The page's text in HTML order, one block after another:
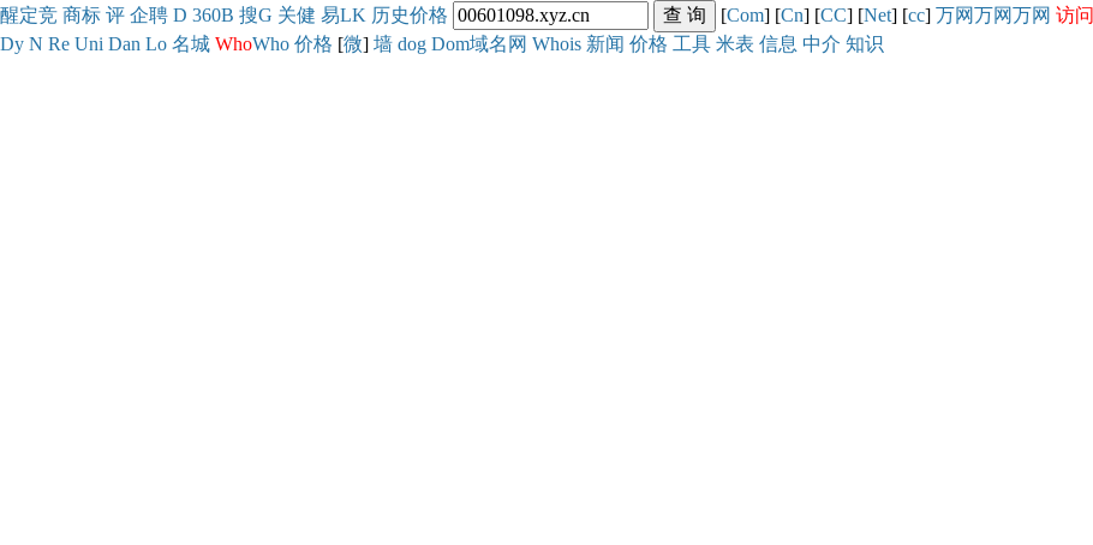
醒定竞 商标 评 企聘 D 360B 搜G 关健 易LK 历史价格 [Com] [Cn] [CC] [Net] [cc] 万网万网万网 访问
Dy N Re Uni Dan Lo 名城 WhoWho 价格 [微] 墙 dog Dom域名网 Whois 新闻 价格 工具 米表 信息 中介 知识